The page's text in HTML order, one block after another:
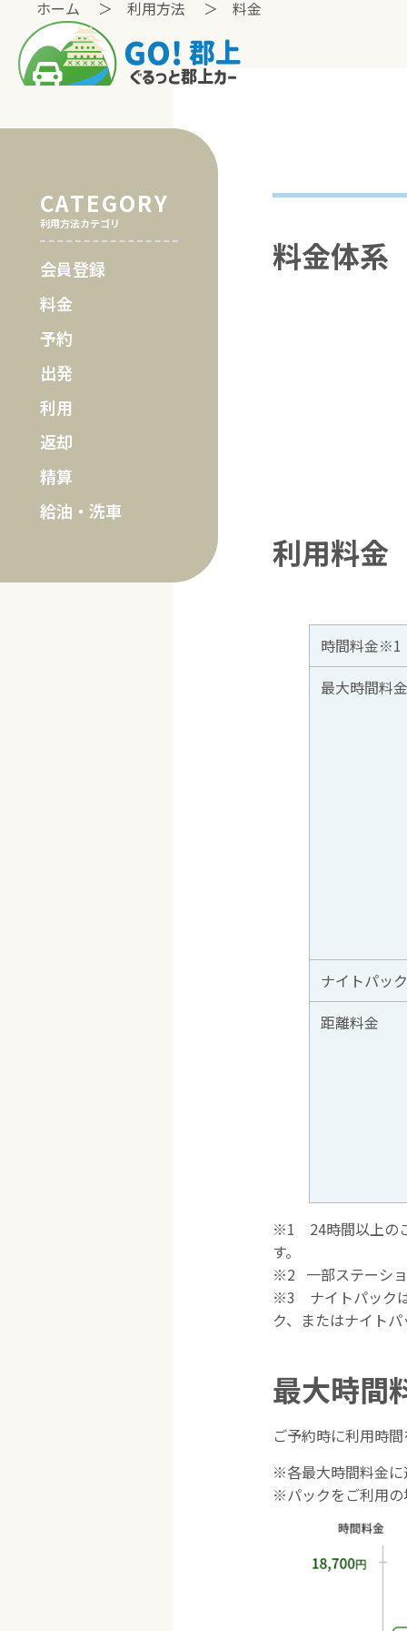
ホーム 利用方法 料金
CATEGORY
利用方法カテゴリ
会員登録
料金
予約
出発
利用
返却
精算
給油・洗車
料金体系
利用料金
時間料金※1
最大時間料金
ナイトパッ
距離料金
※1 24時間以上の
す。
※2 一部ステーショ
※3 ナイトパックは
ク、またはナイト
最大時間
ご予約時に利用時
※各最大時間料金
※パックをご利用の